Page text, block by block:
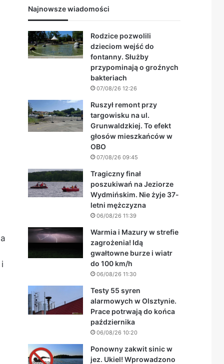
Najnowsze wiadomości
Rodzice pozwolili
dzieciom wejść do
fontanny. Służby
przypominają o groźnych
bakteriach
07/08/26 12:26
Ruszył remont przy
targowisku na ul.
Grunwaldzkiej. To efekt
głosów mieszkańców w
OBO
07/08/26 09:45
Tragiczny finał
poszukiwań na Jeziorze
Wydmińskim. Nie żyje 37-
letni mężczyzna
06/08/26 11:39
Warmia i Mazury w strefie
zagrożenia! Idą
gwałtowne burze i wiatr
do 100 km/h
06/08/26 11:30
Testy 55 syren
alarmowych w Olsztynie.
Prace potrwają do końca
października
06/08/26 10:20
Ponowny zakwit sinic w
jez. Ukiel! Wprowadzono